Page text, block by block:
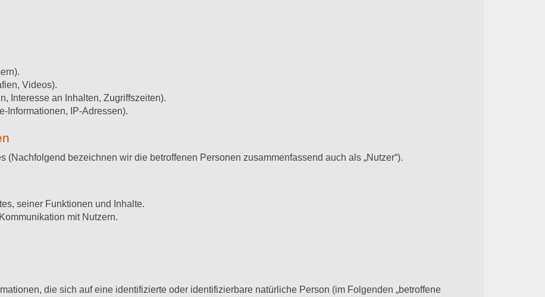
Videos).
Interesse an Inhalten, Zugriffszeiten).
Informationen, IP-Adressen).
(Nachfolgend bezeichnen wir die betroffenen Personen zusammenfassend auch als „Nutzer“).
seiner Funktionen und Inhalte.
mit Nutzern.
die sich auf eine identifizierte oder identifizierbare natürliche Person (im Folgenden „betroffene